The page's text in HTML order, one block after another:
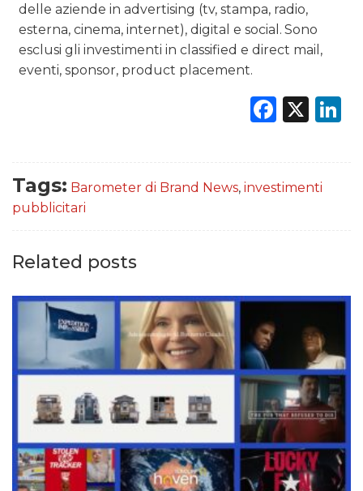
delle aziende in advertising (tv, stampa, radio,
esterna, cinema, internet), digital e social. Sono
esclusi gli investimenti in classified e direct mail,
eventi, sponsor, product placement.
X
Tags: Barometer di Brand News, investimenti
pubblicitari
Related posts